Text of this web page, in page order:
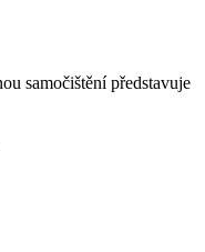
samočištění představuje